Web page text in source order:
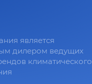
является
дилером ведущих
климатического